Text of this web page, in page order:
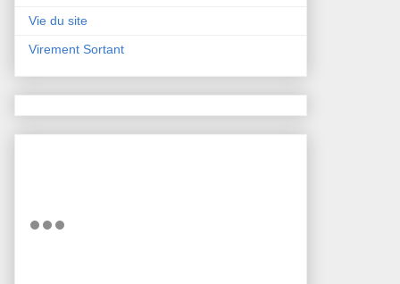
Vie du site
Virement Sortant